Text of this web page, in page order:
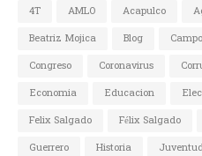
4T AMLO Acapulco
Beatriz Mojica
Blog Campo
Congreso
Coronavirus
Economia
Educacion
Felix Salgado
Félix Salgado
Guerrero
Historia